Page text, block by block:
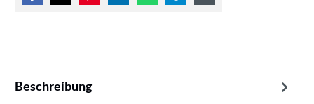
Beschreibung